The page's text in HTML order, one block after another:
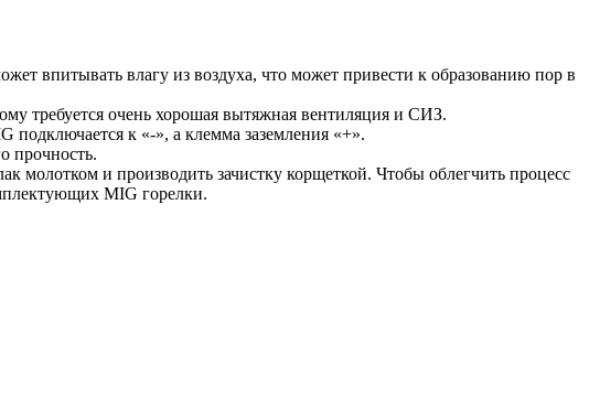
впитывать влагу из воздуха, что может привести к образованию пор в
требуется очень хорошая вытяжная вентиляция и СИЗ.
подключается к «-», а клемма заземления «+».
прочность.
молотком и производить зачистку корщеткой. Чтобы облегчить процесс
MIG горелки.